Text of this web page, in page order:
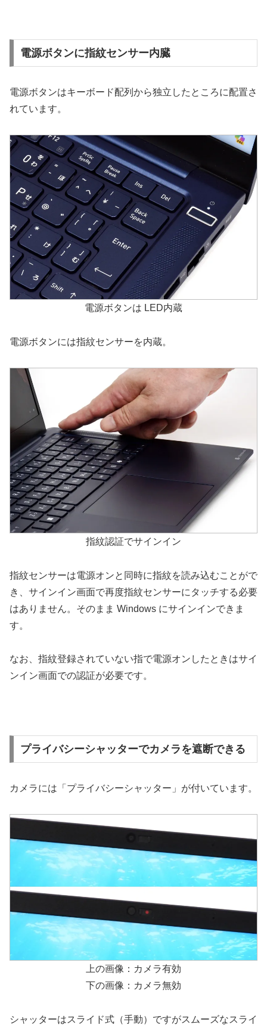
電源ボタンに指紋センサー内臓
電源ボタンはキーボード配列から独立したところに配置さ
れています。
電源ボタンは LED内蔵
電源ボタンには指紋センサーを内蔵。
指紋認証でサインイン
指紋センサーは電源オンと同時に指紋を読み込むことがで
き、サインイン画面で再度指紋センサーにタッチする必要
はありません。そのまま Windows にサインインできま
す。
なお、指紋登録されていない指で電源オンしたときはサイ
ンイン画面での認証が必要です。
プライバシーシャッターでカメラを遮断できる
カメラには「プライバシーシャッター」が付いています。
上の画像：カメラ有効
下の画像：カメラ無効
シャッターはスライド式（手動）ですがスムーズなスライ